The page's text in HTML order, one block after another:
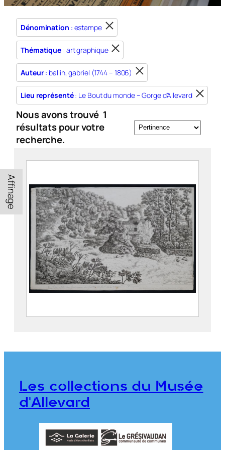
Dénomination : estampe
Thématique : art graphique
Auteur: ballin, gabriel (1744 – 1806)
Lieu représenté: Le Bout du monde – Gorge d'Allevard
Nous avons trouvé 1
résultats pour votre
recherche.
Affinage
Vue du site du fourneau de fonte de fer
BALLIN, Gabriel (1744 – 1806)
DENIS (1749 – 18..)
976.1.43
Les collections du Musée
d'Allevard